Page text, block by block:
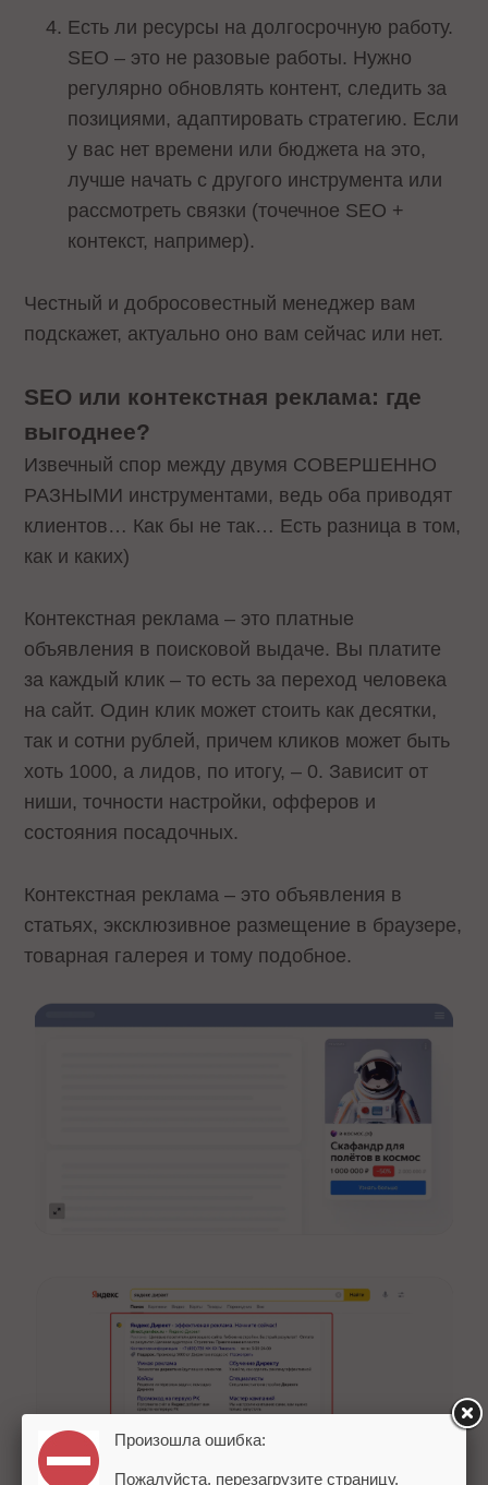
Есть ли ресурсы на долгосрочную работу.
SEO – это не разовые работы. Нужно
регулярно обновлять контент, следить за
позициями, адаптировать стратегию. Если
у вас нет времени или бюджета на это,
лучше начать с другого инструмента или
рассмотреть связки (точечное SEO +
контекст, например).
Честный и добросовестный менеджер вам
подскажет, актуально оно вам сейчас или нет.
SEO или контекстная реклама: где
выгоднее?
Извечный спор между двумя СОВЕРШЕННО
РАЗНЫМИ инструментами, ведь оба приводят
клиентов… Как бы не так… Есть разница в том,
как и каких)
Контекстная реклама – это платные
объявления в поисковой выдаче. Вы платите
за каждый клик – то есть за переход человека
на сайт. Один клик может стоить как десятки,
так и сотни рублей, причем кликов может быть
хоть 1000, а лидов, по итогу, – 0. Зависит от
ниши, точности настройки, офферов и
состояния посадочных.
Контекстная реклама – это объявления в
статьях, эксклюзивное размещение в браузере,
товарная галерея и тому подобное.
Произошла ошибка:
Пожалуйста, перезагрузите страницу.